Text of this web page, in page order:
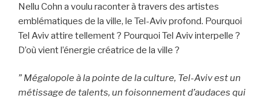
Nellu Cohn a voulu raconter à travers des artistes
emblématiques de la ville, le Tel-Aviv profond. Pourquoi
Tel Aviv attire tellement ? Pourquoi Tel Aviv interpelle ?
D’où vient l’énergie créatrice de la ville ?
” Mégalopole à la pointe de la culture, Tel-Aviv est un
métissage de talents, un foisonnement d’audaces qui